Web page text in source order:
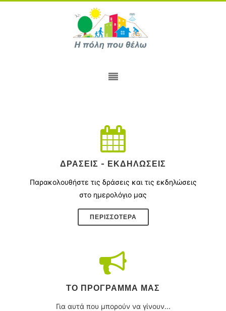
ΔΡΆΣΕΙΣ - ΕΚΔΗΛΏΣΕΙΣ
Παρακολουθήστε τις δράσεις και τις εκδηλώσεις
στο ημερολόγιο μας
ΠΕΡΙΣΣΌΤΕΡΑ
ΤΟ ΠΡΌΓΡΑΜΜΑ ΜΑΣ
Για αυτά που μπορούν να γίνουν...